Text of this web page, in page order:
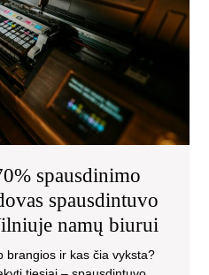
spausdinimo
spausdintuvo
namų biurui
brangios ir kas čia vyksta?